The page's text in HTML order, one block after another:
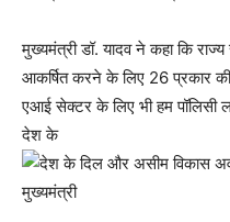
मुख्यमंत्री डॉ. यादव ने कहा कि
आकर्षित करने के लिए 26 प्रकार
एआई सेक्टर के लिए भी हम पॉलिसी
देश के